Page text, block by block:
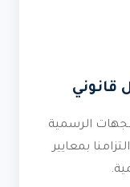
الرسمية
بمعايير